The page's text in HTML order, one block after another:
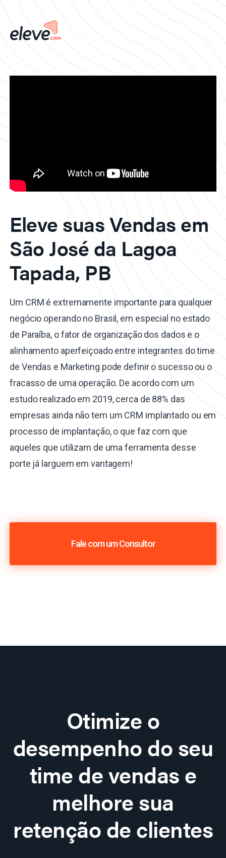
Eleve suas Vendas em
São José da Lagoa
Tapada, PB
Um CRM é extremamente importante para qualquer
negócio operando no Brasil, em especial no estado
de Paraíba, o fator de organização dos dados e o
alinhamento aperfeiçoado entre integrantes do time
de Vendas e Marketing pode definir o sucesso ou o
fracasso de uma operação. De acordo com um
estudo realizado em 2019, cerca de 88% das
empresas ainda não tem um CRM implantado ou em
processo de implantação, o que faz com que
aqueles que utilizam de uma ferramenta desse
porte já larguem em vantagem!
Fale com um Consultor
Otimize o
desempenho do seu
time de vendas e
melhore sua
retenção de clientes